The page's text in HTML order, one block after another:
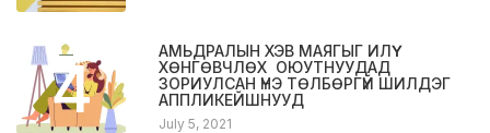
4
АМЬДРАЛЫН ХЭВ МАЯГЫГ ИЛҮҮ
ХӨНГӨВЧЛӨХ ОЮУТНУУДАД
ЗОРИУЛСАН ҮНЭ ТӨЛБӨРГҮЙ ШИЛДЭГ
АППЛИКЕЙШНУУД
July 5, 2021